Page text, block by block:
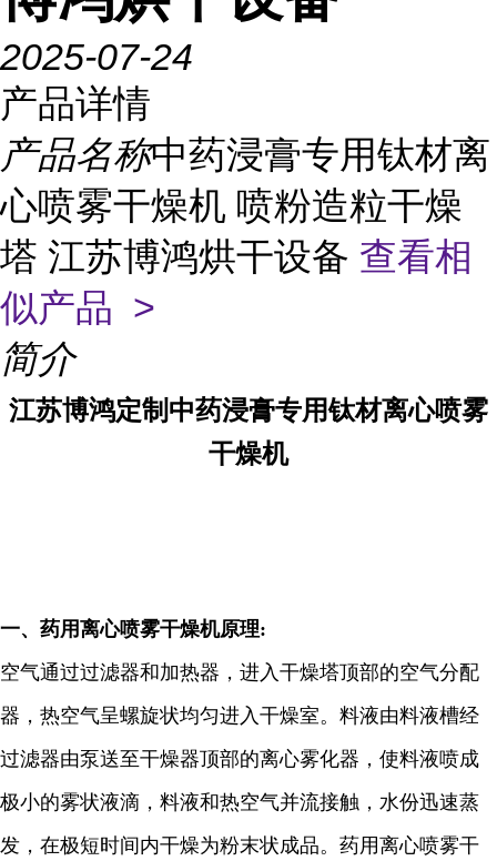
2025-07-24
产品详情
产品名称中药浸膏专用钛材离
心喷雾干燥机 喷粉造粒干燥
塔 江苏博鸿烘干设备 查看相
似产品 >
简介
江苏博鸿定制中药浸膏专用钛材离心喷雾
干燥机
一、药用离心喷雾干燥机原理:
空气通过过滤器和加热器，进入干燥塔顶部的空气分配
器，热空气呈螺旋状均匀进入干燥室。料液由料液槽经
过滤器由泵送至干燥器顶部的离心雾化器，使料液喷成
极小的雾状液滴，料液和热空气并流接触，水份迅速蒸
发，在极短时间内干燥为粉末状成品。药用离心喷雾干